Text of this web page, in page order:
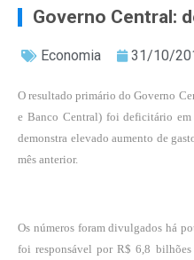
Governo Central:
Economia 31/10/
O resultado primário do Governo
e Banco Central) foi deficitário
demonstra elevado aumento de
mês anterior.
Os números foram divulgados há
foi responsável por R$ 6,8